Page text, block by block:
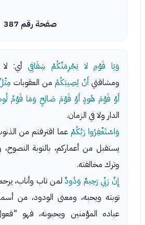
صفحة رقم 387
وَيَا قَوْمِ لا يَجْرِمَنَّكُمْ شِقَاقِي أي:
ومشاقتي أَنْ يُصِيبَكُمُ من العقوبات
أَوْ قَوْمَ هُودٍ أَوْ قَوْمَ صَالِحٍ وَمَا قَوْمُ
الدار ولا في الزمان.
وَاسْتَغْفِرُوا رَبَّكُمْ عما اقترفتم من
يستقبل من أعماركم، بالتوبة النصوح،
وترك مخالفته.
إِنَّ رَبِّي رَحِيمٌ وَدُودٌلمن تاب وأناب،
توبته ويحبه، ومعنى الودود، من
عباده المؤمنين ويحبونه، فهو